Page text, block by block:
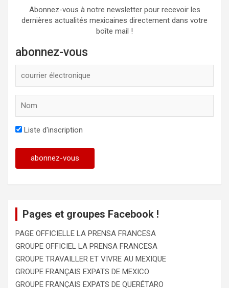
Abonnez-vous à notre newsletter pour recevoir les
dernières actualités mexicaines directement dans votre
boîte mail !
abonnez-vous
Liste d'inscription
Pages et groupes Facebook !
PAGE OFFICIELLE LA PRENSA FRANCESA
GROUPE OFFICIEL LA PRENSA FRANCESA
GROUPE TRAVAILLER ET VIVRE AU MEXIQUE
GROUPE FRANÇAIS EXPATS DE MEXICO
GROUPE FRANÇAIS EXPATS DE QUERÉTARO